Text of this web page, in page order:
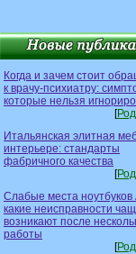
Когда и зачем стоит
к врачу-психиатру:
которые нельзя
[
Итальянская элитная
интерьере: стандарты
фабричного качества
[
Слабые места ноутбуков
какие неисправности
возникают после
работы
[